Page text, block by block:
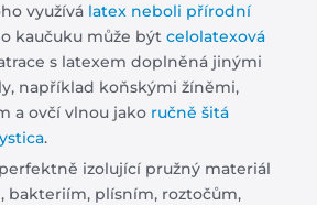
využívá latex neboli přírodní
kaučuku může být celolatexová
s latexem doplněná jinými
například koňskými žíněmi,
a ovčí vlnou jako ručně šitá
.
izolující pružný materiál
bakteriím, plísním, roztočům,